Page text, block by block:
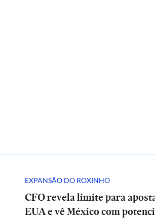
EXPANSÃO DO ROXINHO
CFO revela limite para
EUA e vê México com